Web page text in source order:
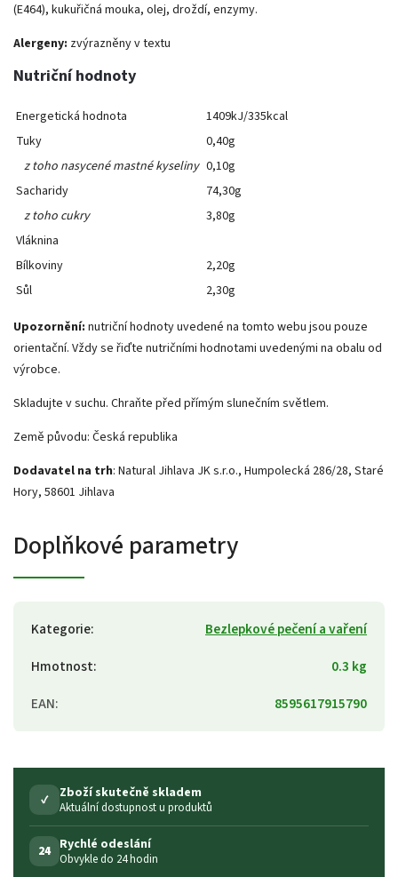
(E464), kukuřičná mouka, olej, droždí, enzymy.
Alergeny: zvýrazněny v textu
Nutriční hodnoty
Energetická hodnota
1409kJ/335kcal
Tuky
0,40g
z toho nasycené mastné kyseliny 0,10g
Sacharidy
74,30g
z toho cukry
3,80g
Vláknina
Bílkoviny
2,20g
Sůl
2,30g
Upozornění: nutriční hodnoty uvedené na tomto webu jsou pouze
orientační. Vždy se řiďte nutričními hodnotami uvedenými na obalu od
výrobce.
Skladujte v suchu. Chraňte před přímým slunečním světlem.
Země původu: Česká republika
Dodavatel na trh: Natural Jihlava JK s.r.o., Humpolecká 286/28, Staré
Hory, 58601 Jihlava
Doplňkové parametry
Kategorie:
Bezlepkové pečení a vaření
Hmotnost:
0.3 kg
EAN: 8595617915790
✓ Zboží skutečně skladem
Aktuální dostupnost u produktů
24 Rychlé odeslání
Obvykle do 24 hodin